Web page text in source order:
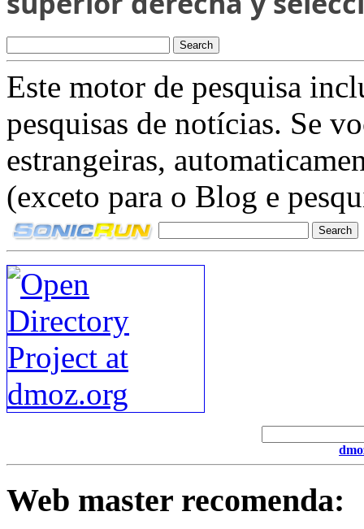
Este motor de pesquisa
pesquisas de notícias. Se
estrangeiras,
(exceto para o Blog e
Web master recomenda: